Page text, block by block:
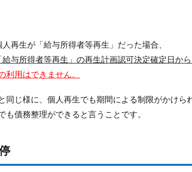
再生が「給与所得者等再生」だった場合、
給与所得者等再生」の再生計画認可決定確定日から
利用はできません。
同じ様に、個人再生でも期間による制限がかけ
も債務整理ができると言うことです。